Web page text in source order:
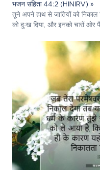
भजन संहिता 44:2 (HINIRV) »
तूने अपने हाथ से जातियों को
को दुःख दिया, और इनको चारों ओर